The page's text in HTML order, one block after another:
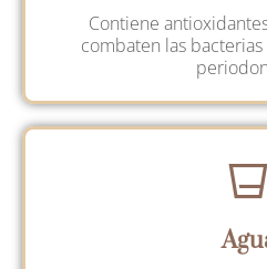
Contiene
combaten las